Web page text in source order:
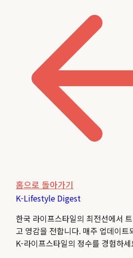
홈으로 돌아가기
K-Lifestyle Digest
한국 라이프스타일의 최전선에서
고 영감을 전합니다. 매주 업데이트
K-라이프스타일의 정수를 경험하